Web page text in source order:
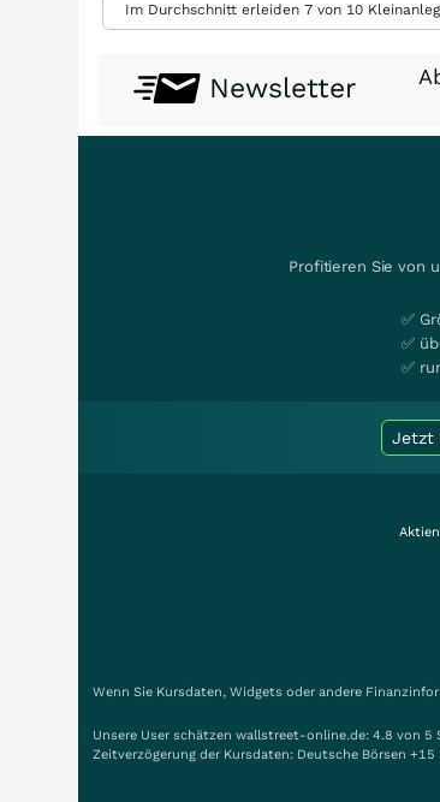
Im Durchschnitt erleiden 7 von 10
Newsletter
Profitieren Sie von
✅
✅
✅
Jetzt
Wenn Sie Kursdaten, Widgets oder andere
Unsere User schätzen wallstreet-online.de: 4.8 von
Zeitverzögerung der Kursdaten: Deutsche Börsen +15